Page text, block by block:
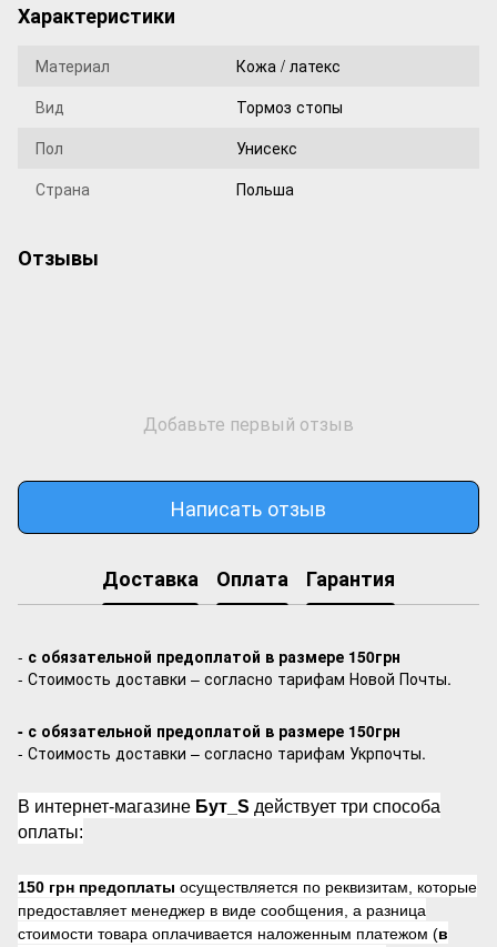
Характеристики
Материал
Кожа / латекс
Вид
Тормоз стопы
Пол
Унисекс
Страна
Польша
Отзывы
Добавьте первый отзыв
Написать отзыв
Доставка Оплата Гарантия
- с обязательной предоплатой в размере 150грн
- Стоимость доставки – согласно тарифам Новой Почты.
- с обязательной предоплатой в размере 150грн
- Стоимость доставки – согласно тарифам Укрпочты.
В интернет-магазине Бут_S действует три способа
оплаты:
150 грн предоплаты осуществляется по реквизитам, которые
предоставляет менеджер в виде сообщения, а разница
стоимости товара оплачивается наложенным платежом (в